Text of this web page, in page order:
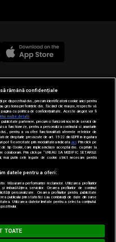
SA, Toate
rămână confidențiale
dispozitivul dvs., precum identificatorii cookie unici pentru
gestiona preferințele dvs. făcând clic mai jos, respectiv vă
pagina cu politica de confidențialitate. Aceste alegeri vor fi
Mai multe detalii
partenere, precum si furnizorii nostri de servicii de
functioneze, pentru a personaliza continutul si anunturile
pentru a va oferi functionalitati aferente retelelor de
de drepturile prevazute de art. 15-22 din GDPR in legatura
pot fi exercitate prin modalitatea indicataaici . Prin click pe
tip Cookie, care implica inclusiv acceptul dvs. cu privire la
Prin click pe “VREAU SA MODIFIC SETARILE
mai putin cele legate de cookie strict necesare pentru
datele pentru a oferi:
Măsurarea performanței reclamelor. Utilizarea profilurilor
îmbunătățirea serviciilor. Crearea profilurilor de conținut
personalizate. Crearea profilurilor pentru publicitate
publicului prin statistici sau combinații de date din surse
Utilizarea datelor limitate pentru a selecta conținutul.
TOATE